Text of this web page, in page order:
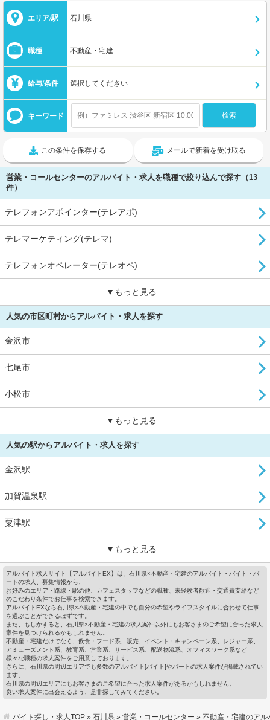
エリア/駅 石川県
職種 不動産・宅建
給与/条件 選択してください
キーワード
この条件を保存する メールで新着を受け取る
営業・コールセンターのアルバイト・求人を職種で絞り込んで探す（13
件）
テレフォンアポインター(テレアポ)
テレマーケティング(テレマ)
テレフォンオペレーター(テレオペ)
▼もっと見る
人気の市区町村からアルバイト・求人を探す
金沢市
七尾市
小松市
▼もっと見る
人気の駅からアルバイト・求人を探す
金沢駅
加賀温泉駅
粟津駅
▼もっと見る
アルバイト求人サイト【アルバイトEX】は、石川県×不動産・宅建のアルバイト・バイト・パ
ートの求人、募集情報から、
お好みのエリア・路線・駅の他、カフェスタッフなどの職種、未経験者歓迎・交通費支給など
のこだわり条件でお仕事を検索できます。
アルバイトEXなら石川県×不動産・宅建の中でも自分の希望やライフスタイルに合わせて仕事
を選ぶことができるはずです。
また、もしかすると、石川県×不動産・宅建の求人案件以外にもお客さまのご希望に合った求人
案件を見つけられるかもしれません。
不動産・宅建だけでなく、飲食・フード系、販売、イベント・キャンペーン系、レジャー系、
アミューズメント系、教育系、営業系、サービス系、配送物流系、オフィスワーク系など
様々な職種の求人案件をご用意しております。
さらに、石川県の周辺エリアでも多数のアルバイト[バイト]やパートの求人案件が掲載されてい
ます。
石川県の周辺エリアにもお客さまのご希望に合った求人案件があるかもしれません。
良い求人案件に出会えるよう、是非探してみてください。
バイト探し・求人TOP » 石川県 » 営業・コールセンター » 不動産・宅建のアル